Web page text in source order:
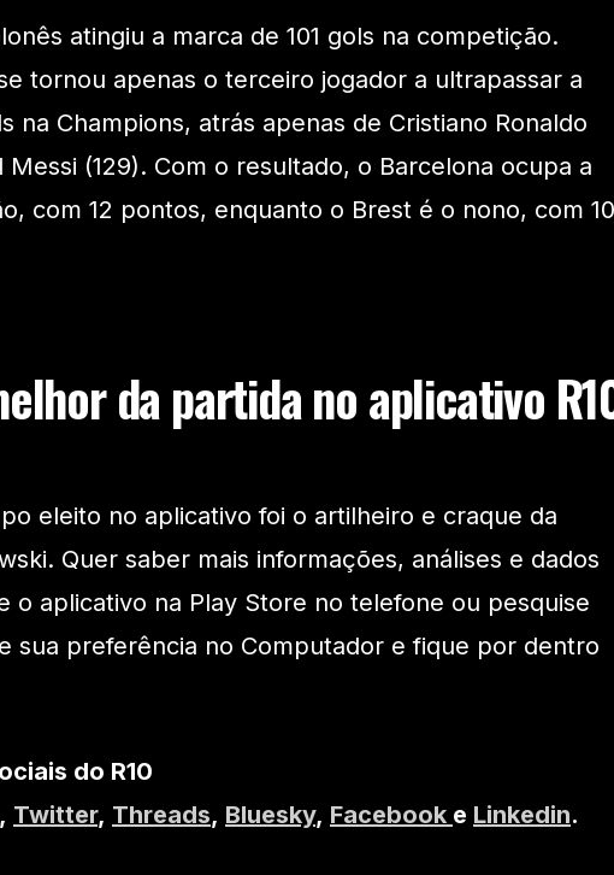
atingiu a marca de 101 gols na competição.
tornou apenas o terceiro jogador a ultrapassar a
na Champions, atrás apenas de Cristiano Ronaldo
Messi (129). Com o resultado, o Barcelona ocupa a
com 12 pontos, enquanto o Brest é o nono, com 10
da partida no aplicativo
eleito no aplicativo foi o artilheiro e craque da
Quer saber mais informações, análises e dados
o aplicativo na Play Store no telefone ou pesquise
sua preferência no Computador e fique por dentro
do R10
, Twitter, Threads, Bluesky, Facebook e Linkedin.